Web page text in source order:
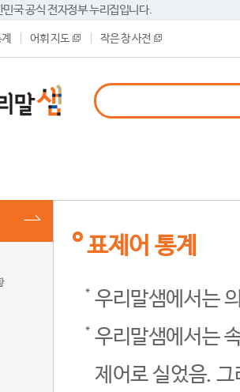
국 공식 전자정부 누리집입니다.
어휘 지도 작은 창 사전
표제어 통계
우리말샘에서는
우리말샘에서는
제어로 실었음.